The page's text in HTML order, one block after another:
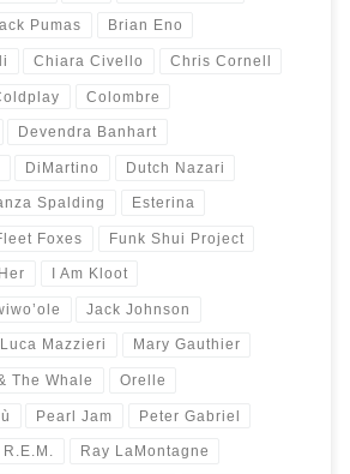
Pumas Brian Eno
Chiara Civello Chris Cornell
Colombre
Devendra Banhart
DiMartino Dutch Nazari
Spalding Esterina
Foxes Funk Shui Project
Her I Am Kloot
Jack Johnson
Luca Mazzieri Mary Gauthier
The Whale Orelle
Pearl Jam Peter Gabriel
R.E.M. Ray LaMontagne